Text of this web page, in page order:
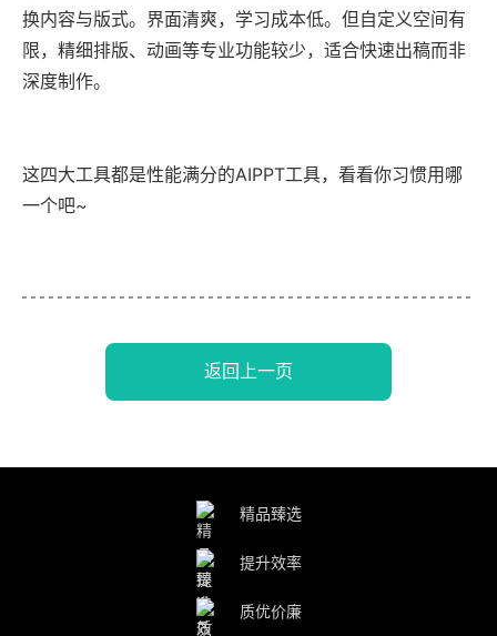
换内容与版式。界面清爽，学习成本低。但自定义空间有
限，精细排版、动画等专业功能较少，适合快速出稿而非
深度制作。
这四大工具都是性能满分的AIPPT工具，看看你习惯用哪
一个吧~
返回上一页
精品臻选
提升效率
质优价廉